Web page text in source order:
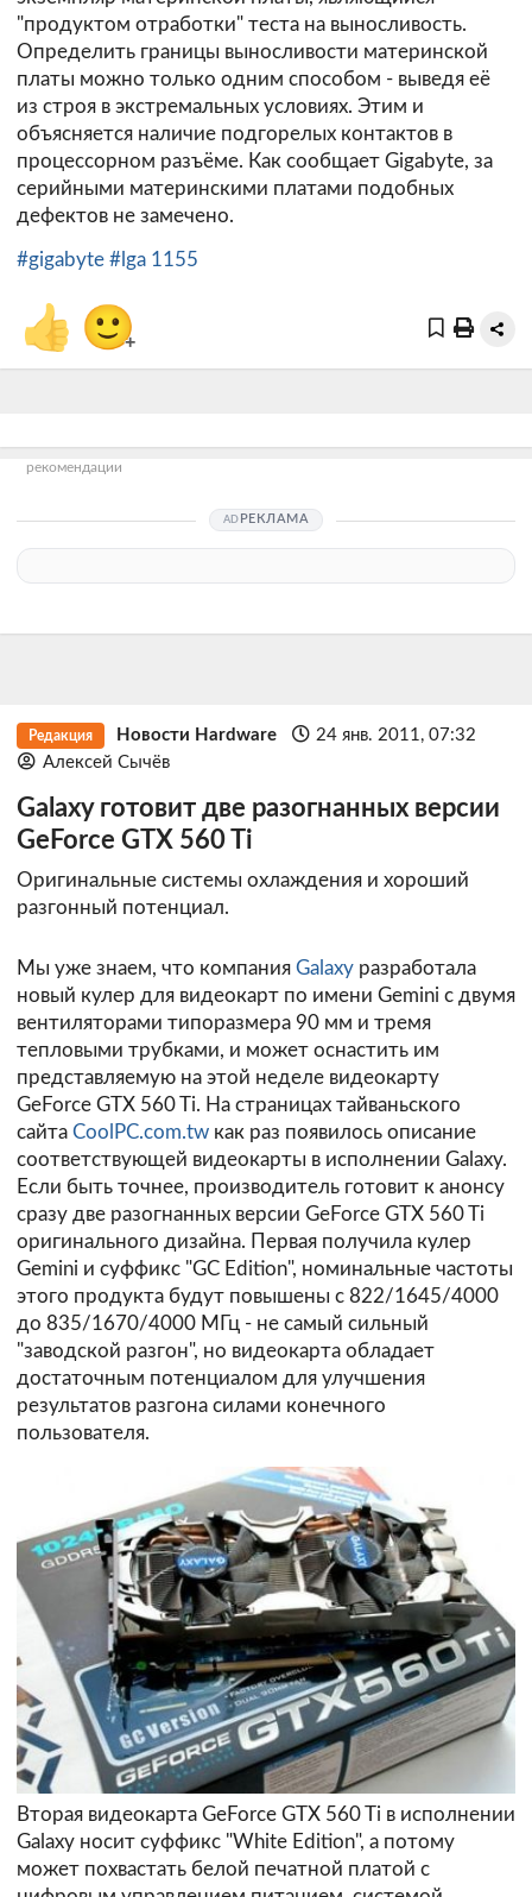
"продуктом отработки" теста на выносливость.
Определить границы выносливости материнской
платы можно только одним способом - выведя её
из строя в экстремальных условиях. Этим и
объясняется наличие подгорелых контактов в
процессорном разъёме. Как сообщает Gigabyte, за
серийными материнскими платами подобных
дефектов не замечено.
#gigabyte #lga 1155
👍 🙂+
рекомендации
РЕКЛАМА
Редакция Новости Hardware
24 янв. 2011, 07:32
Алексей Сычёв
Galaxy готовит две разогнанных версии
GeForce GTX 560 Ti
Оригинальные системы охлаждения и хороший
разгонный потенциал.
Мы уже знаем, что компания Galaxy разработала
новый кулер для видеокарт по имени Gemini с двумя
вентиляторами типоразмера 90 мм и тремя
тепловыми трубками, и может оснастить им
представляемую на этой неделе видеокарту
GeForce GTX 560 Ti. На страницах тайваньского
сайта CoolPC.com.tw как раз появилось описание
соответствующей видеокарты в исполнении Galaxy.
Если быть точнее, производитель готовит к анонсу
сразу две разогнанных версии GeForce GTX 560 Ti
оригинального дизайна. Первая получила кулер
Gemini и суффикс "GC Edition", номинальные частоты
этого продукта будут повышены с 822/1645/4000
до 835/1670/4000 МГц - не самый сильный
"заводской разгон", но видеокарта обладает
достаточным потенциалом для улучшения
результатов разгона силами конечного
пользователя.
Вторая видеокарта GeForce GTX 560 Ti в исполнении
Galaxy носит суффикс "White Edition", а потому
может похвастать белой печатной платой с